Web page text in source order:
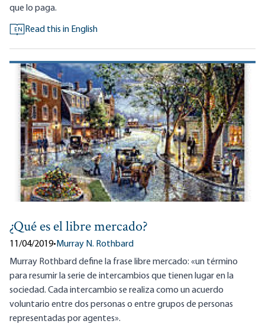
que lo paga.
EN Read this in English
¿Qué es el libre mercado?
11/04/2019• Murray N. Rothbard
Murray Rothbard define la frase libre mercado: «un término
para resumir la serie de intercambios que tienen lugar en la
sociedad. Cada intercambio se realiza como un acuerdo
voluntario entre dos personas o entre grupos de personas
representadas por agentes».